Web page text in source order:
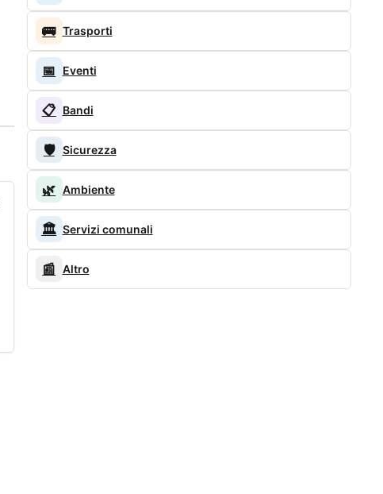
🚌 Trasporti
📅 Eventi
📋 Bandi
🛡️ Sicurezza
🌿 Ambiente
🏛️ Servizi comunali
📰 Altro